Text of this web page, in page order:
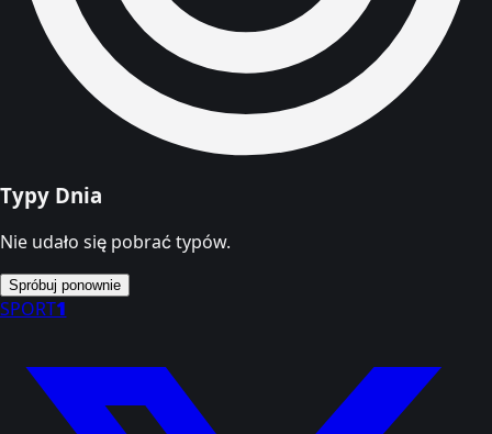
Typy Dnia
Nie udało się pobrać typów.
Spróbuj ponownie
SPORT1